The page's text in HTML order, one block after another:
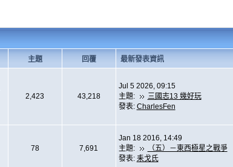
主題 回覆 最新發表資訊
2,423 43,218
Jul 5 2026, 09:15
主題:
三國志13 幾好玩
發表: CharlesFen
78 7,691
Jan 18 2016, 14:49
主題:
（五）－東西極星之戰爭
發表: 耒戈氏